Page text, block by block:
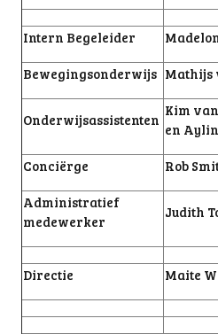
Intern Begeleider
Bewegingsonderwijs Mathijs
Onderwijsassistenten
Kim
en
Conciërge Rob
Administratief
medewerker
Judith
Directie Maite